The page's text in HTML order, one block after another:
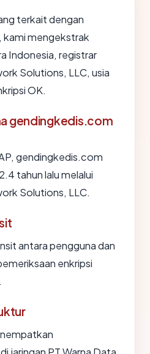
terkait dengan
, kami mengekstrak
Indonesia, registrar
Solutions, LLC, usia
OK.
gendingkedis.com
gendingkedis.com
tahun lalu melalui
Solutions, LLC.
antara pengguna dan
enkripsi